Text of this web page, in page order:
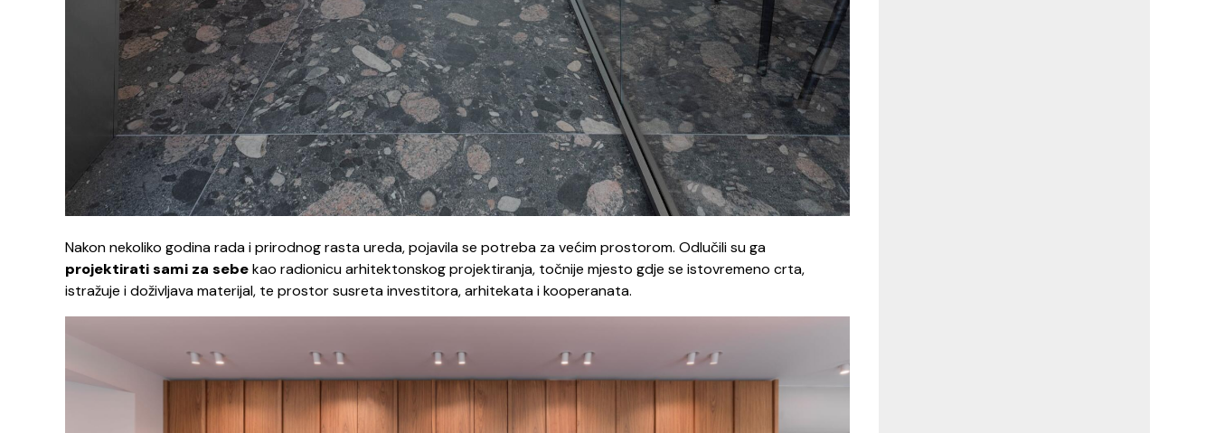
Nakon nekoliko godina rada i prirodnog rasta ureda, pojavila se potreba za većim prostorom. Odlučili su ga
projektirati sami za sebekao radionicu arhitektonskog projektiranja, točnije mjesto gdje se istovremeno crta,
istražuje i doživljava materijal, te prostor susreta investitora, arhitekata i kooperanata.